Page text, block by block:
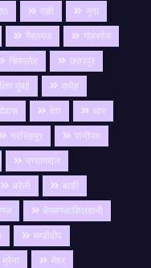
गङी
गुना
गैरतगंज
गोहरगंज
चिकलोद
छतरपुर
मुंबई
दमोह
देवास देश
धार
नरसिंहपुर
पानीपत
प्रयागराज
बरेली
बाङी
बेगमगंज/सिलवानी
मण्डीदीप
मुरैना
मैहर